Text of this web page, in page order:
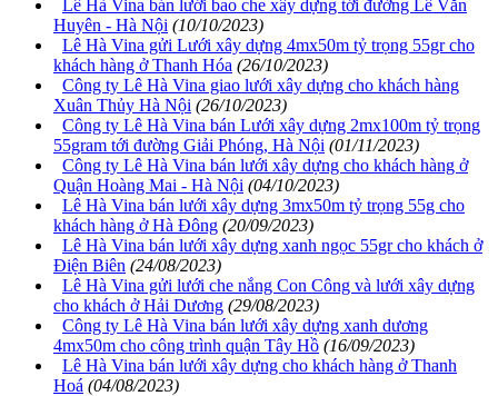
Lê Hà Vina bán lưới bao che xây dựng tới đường Lê Văn
Huyên - Hà Nội (10/10/2023)
Lê Hà Vina gửi Lưới xây dựng 4mx50m tỷ trọng 55gr cho
khách hàng ở Thanh Hóa (26/10/2023)
Công ty Lê Hà Vina giao lưới xây dựng cho khách hàng
Xuân Thủy Hà Nội (26/10/2023)
Công ty Lê Hà Vina bán Lưới xây dựng 2mx100m tỷ trọng
55gram tới đường Giải Phóng, Hà Nội (01/11/2023)
Công ty Lê Hà Vina bán lưới xây dựng cho khách hàng ở
Quận Hoàng Mai - Hà Nội (04/10/2023)
Lê Hà Vina bán lưới xây dựng 3mx50m tỷ trọng 55g cho
khách hàng ở Hà Đông (20/09/2023)
Lê Hà Vina bán lưới xây dựng xanh ngọc 55gr cho khách ở
Điện Biên (24/08/2023)
Lê Hà Vina gửi lưới che nắng Con Công và lưới xây dựng
cho khách ở Hải Dương (29/08/2023)
Công ty Lê Hà Vina bán lưới xây dựng xanh dương
4mx50m cho công trình quận Tây Hồ (16/09/2023)
Lê Hà Vina bán lưới xây dựng cho khách hàng ở Thanh
Hoá (04/08/2023)